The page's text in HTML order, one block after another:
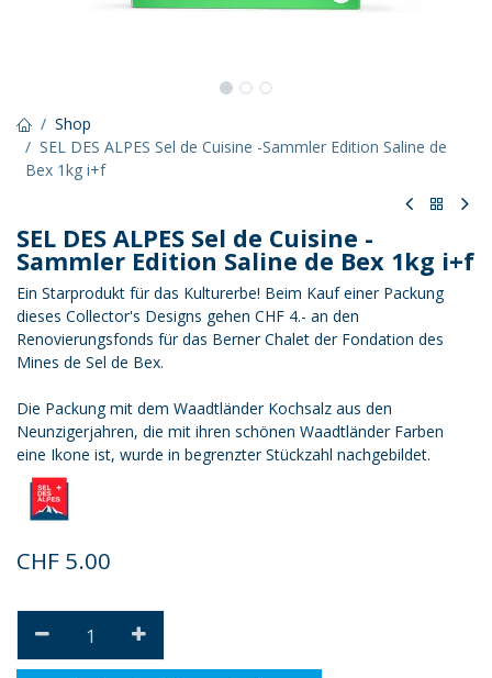
Shop
SEL DES ALPES Sel de Cuisine -Sammler Edition Saline de
Bex 1kg i+f
SEL DES ALPES Sel de Cuisine -
Sammler Edition Saline de Bex 1kg i+f
Ein Starprodukt für das Kulturerbe! Beim Kauf einer Packung
dieses Collector's Designs gehen CHF 4.- an den
Renovierungsfonds für das Berner Chalet der Fondation des
Mines de Sel de Bex.
Die Packung mit dem Waadtländer Kochsalz aus den
Neunzigerjahren, die mit ihren schönen Waadtländer Farben
eine Ikone ist, wurde in begrenzter Stückzahl nachgebildet.
CHF 5.00